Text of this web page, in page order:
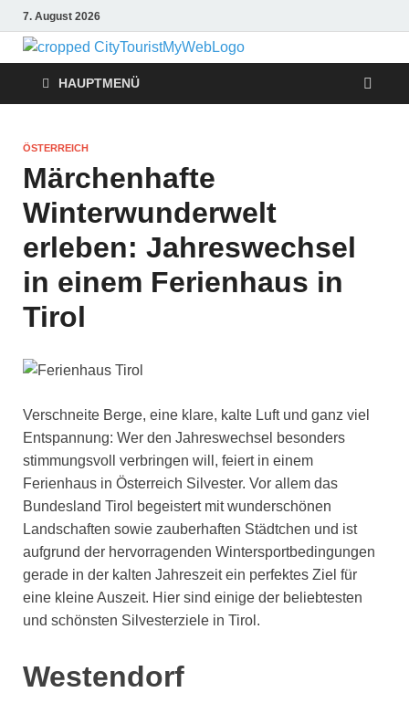
7. August 2026
Reise
Urlaub, Ferien, Flüge,
HAUPTMENÜ
ÖSTERREICH
Märchenhafte
Winterwunderwelt
erleben: Jahreswechsel
in einem Ferienhaus in
Tirol
Verschneite Berge, eine klare, kalte Luft und ganz viel
Entspannung: Wer den Jahreswechsel besonders
stimmungsvoll verbringen will, feiert in einem
Ferienhaus in Österreich Silvester. Vor allem das
Bundesland Tirol begeistert mit wunderschönen
Landschaften sowie zauberhaften Städtchen und ist
aufgrund der hervorragenden Wintersportbedingungen
gerade in der kalten Jahreszeit ein perfektes Ziel für
eine kleine Auszeit. Hier sind einige der beliebtesten
und schönsten Silvesterziele in Tirol.
Westendorf